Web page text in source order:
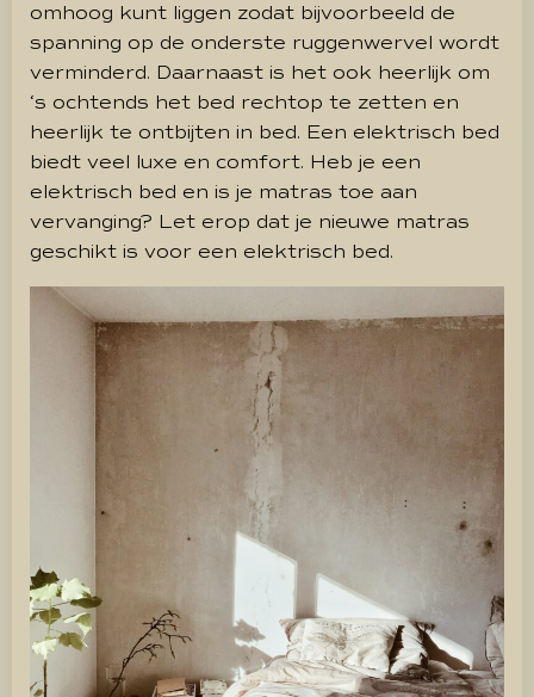
omhoog kunt liggen zodat bijvoorbeeld de
spanning op de onderste ruggenwervel wordt
verminderd. Daarnaast is het ook heerlijk om
‘s ochtends het bed rechtop te zetten en
heerlijk te ontbijten in bed. Een elektrisch bed
biedt veel luxe en comfort. Heb je een
elektrisch bed en is je matras toe aan
vervanging? Let erop dat je nieuwe matras
geschikt is voor een elektrisch bed.